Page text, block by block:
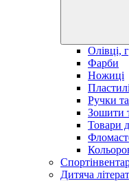
Олівці,
Фарби
Ножиці
Ручки
Зошити
Товари
Дитяча